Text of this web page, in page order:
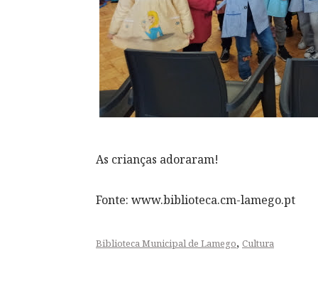
As crianças adoraram!
Fonte: www.biblioteca.cm-lamego.pt
Biblioteca Municipal de Lamego, Cultura